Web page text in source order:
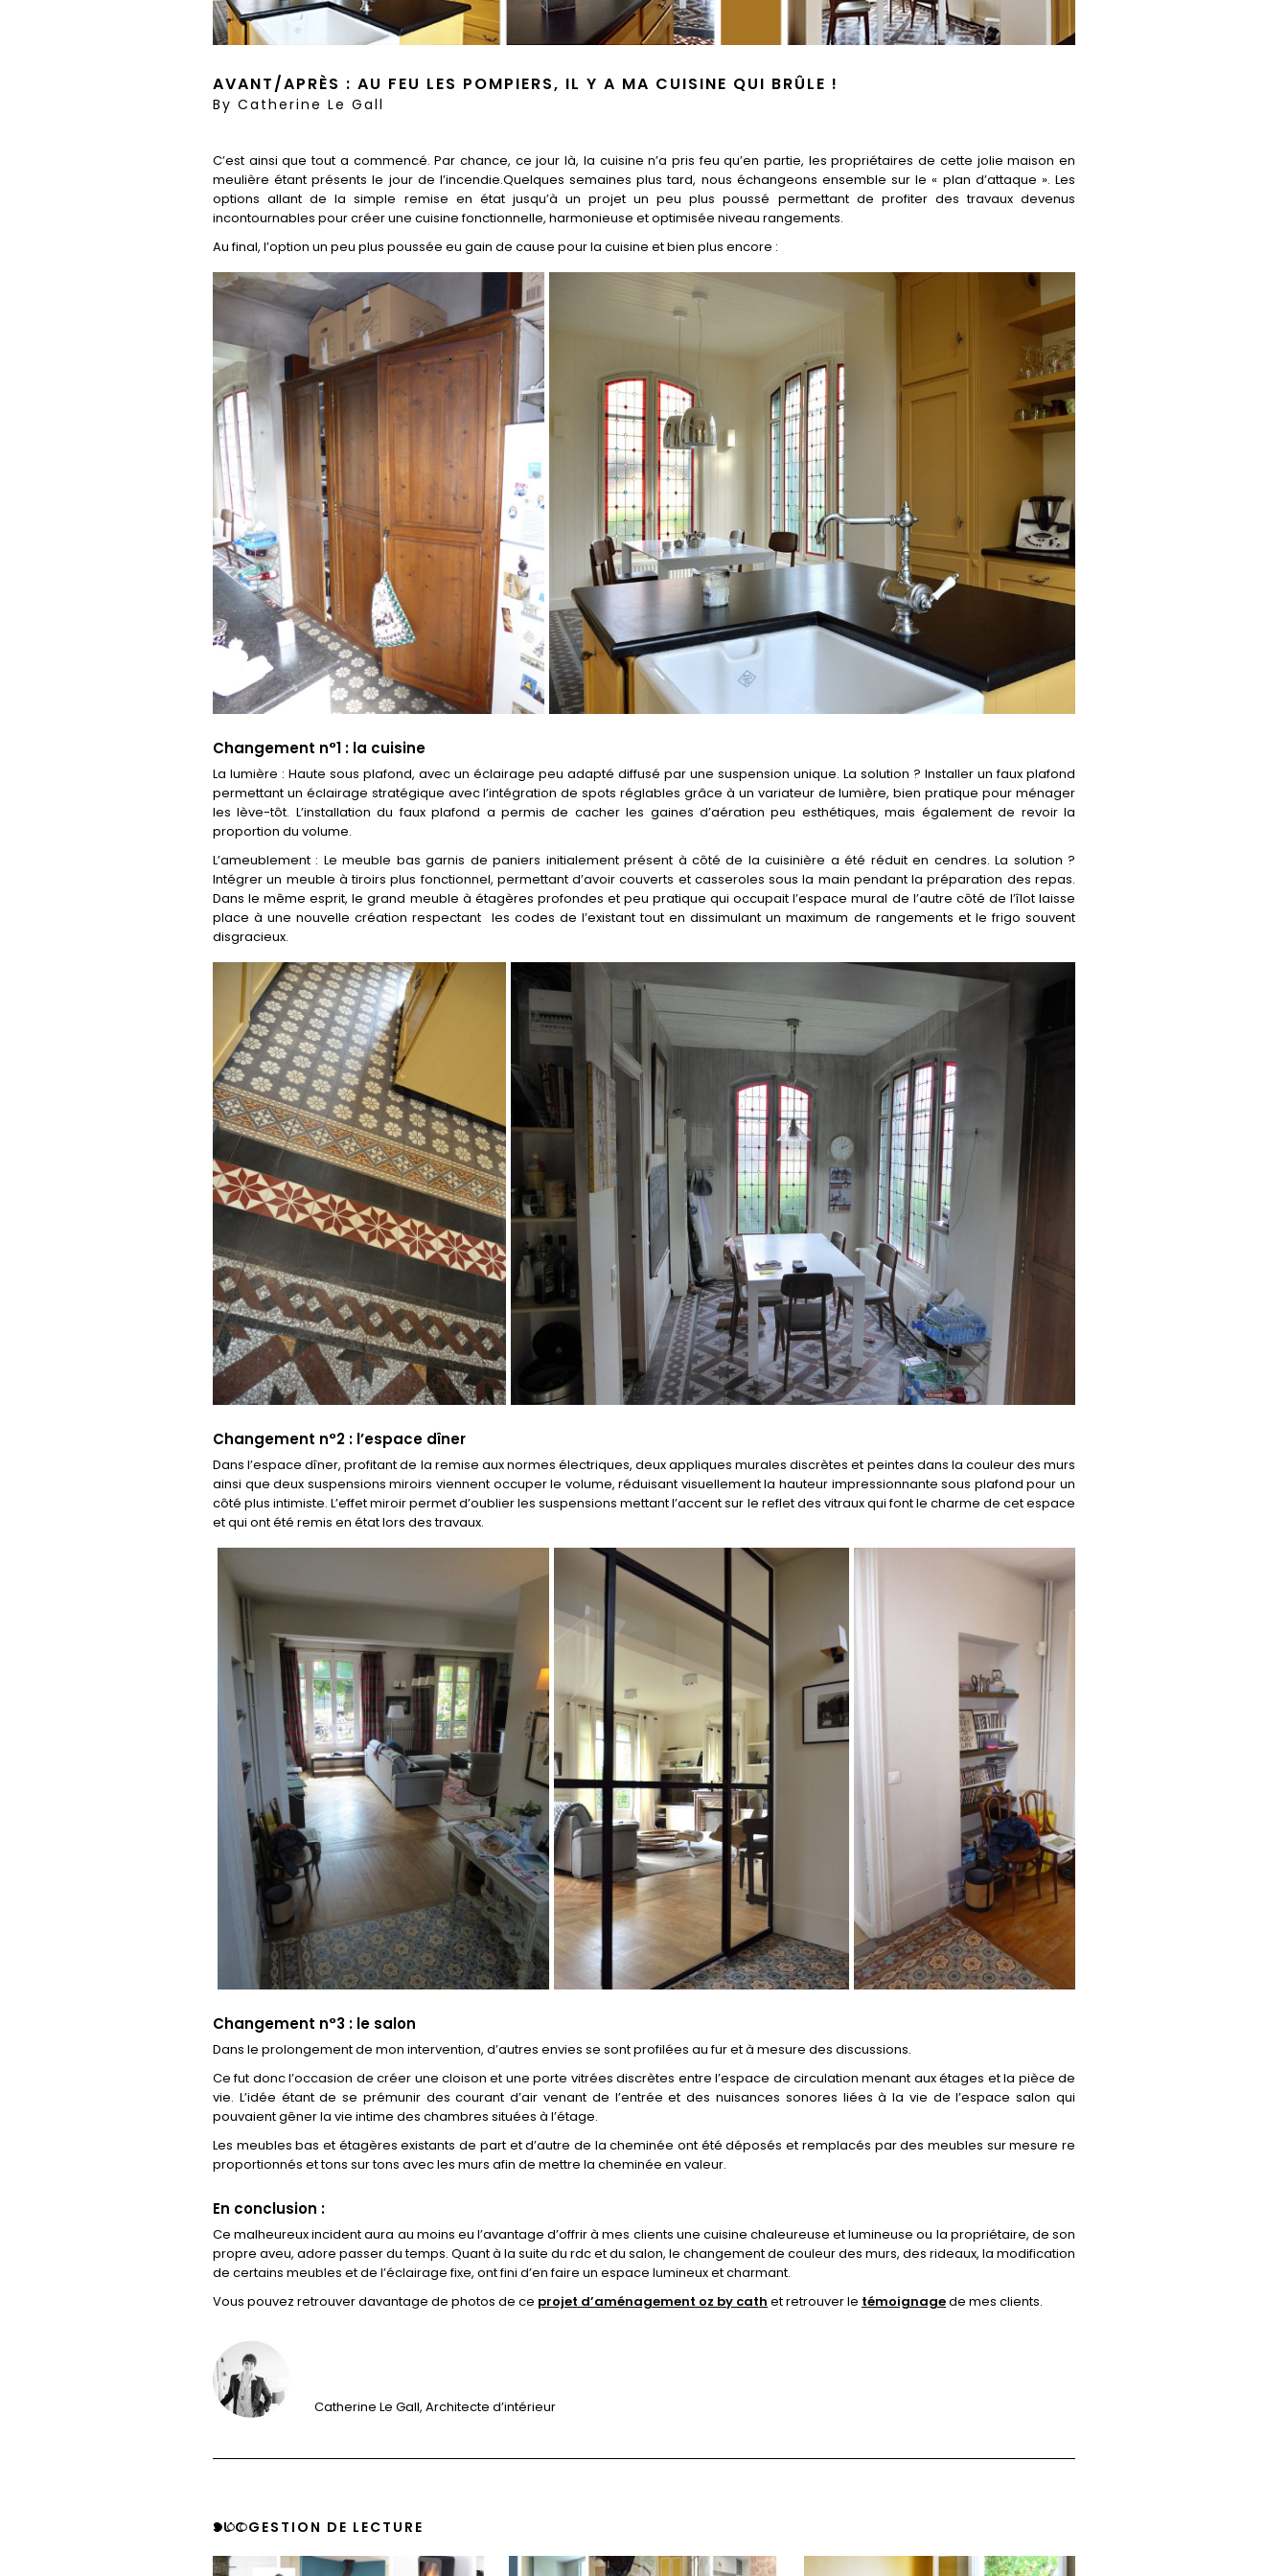
AVANT/APRÈS : AU FEU LES POMPIERS, IL Y A MA CUISINE QUI BRÛLE !
By Catherine Le Gall
C’est ainsi que tout a commencé. Par chance, ce jour là, la cuisine n’a pris feu qu’en partie, les propriétaires de cette jolie maison en
meulière étant présents le jour de l’incendie.Quelques semaines plus tard, nous échangeons ensemble sur le « plan d’attaque ». Les
options allant de la simple remise en état jusqu’à un projet un peu plus poussé permettant de profiter des travaux devenus
incontournables pour créer une cuisine fonctionnelle, harmonieuse et optimisée niveau rangements.
Au final, l’option un peu plus poussée eu gain de cause pour la cuisine et bien plus encore :
Changement n°1 : la cuisine
La lumière : Haute sous plafond, avec un éclairage peu adapté diffusé par une suspension unique. La solution ? Installer un faux plafond
permettant un éclairage stratégique avec l’intégration de spots réglables grâce à un variateur de lumière, bien pratique pour ménager
les lève-tôt. L’installation du faux plafond a permis de cacher les gaines d’aération peu esthétiques, mais également de revoir la
proportion du volume.
L’ameublement : Le meuble bas garnis de paniers initialement présent à côté de la cuisinière a été réduit en cendres. La solution ?
Intégrer un meuble à tiroirs plus fonctionnel, permettant d’avoir couverts et casseroles sous la main pendant la préparation des repas.
Dans le même esprit, le grand meuble à étagères profondes et peu pratique qui occupait l’espace mural de l’autre côté de l’îlot laisse
place à une nouvelle création respectant les codes de l’existant tout en dissimulant un maximum de rangements et le frigo souvent
disgracieux.
Changement n°2 : l’espace dîner
Dans l’espace dîner, profitant de la remise aux normes électriques, deux appliques murales discrètes et peintes dans la couleur des murs
ainsi que deux suspensions miroirs viennent occuper le volume, réduisant visuellement la hauteur impressionnante sous plafond pour un
côté plus intimiste. L’effet miroir permet d’oublier les suspensions mettant l’accent sur le reflet des vitraux qui font le charme de cet espace
et qui ont été remis en état lors des travaux.
Changement n°3 : le salon
Dans le prolongement de mon intervention, d’autres envies se sont profilées au fur et à mesure des discussions.
Ce fut donc l’occasion de créer une cloison et une porte vitrées discrètes entre l’espace de circulation menant aux étages et la pièce de
vie. L’idée étant de se prémunir des courant d’air venant de l’entrée et des nuisances sonores liées à la vie de l’espace salon qui
pouvaient gêner la vie intime des chambres situées à l’étage.
Les meubles bas et étagères existants de part et d’autre de la cheminée ont été déposés et remplacés par des meubles sur mesure re
proportionnés et tons sur tons avec les murs afin de mettre la cheminée en valeur.
En conclusion :
Ce malheureux incident aura au moins eu l’avantage d’offrir à mes clients une cuisine chaleureuse et lumineuse ou la propriétaire, de son
propre aveu, adore passer du temps. Quant à la suite du rdc et du salon, le changement de couleur des murs, des rideaux, la modification
de certains meubles et de l’éclairage fixe, ont fini d’en faire un espace lumineux et charmant.
Vous pouvez retrouver davantage de photos de ce projet d’aménagement oz by cath et retrouver le témoignagede mes clients.
Catherine Le Gall, Architecte d’intérieur
SUGGESTION DE LECTURE